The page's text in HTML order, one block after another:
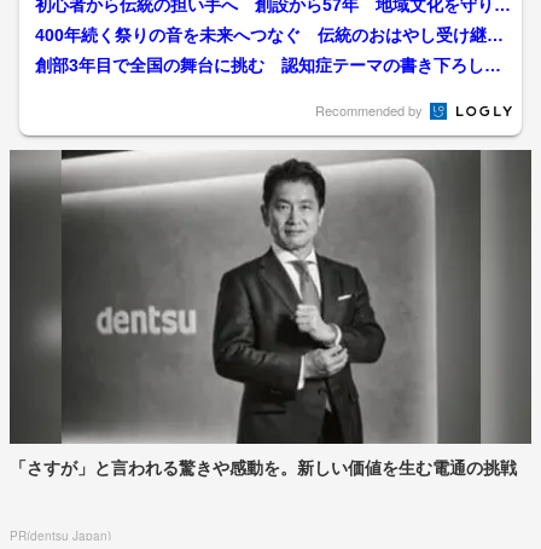
初心者から伝統の担い手へ 創設から57年 地域文化を守り続
ける秋田・由利高校民謡...
400年続く祭りの音を未来へつなぐ 伝統のおはやし受け継ぐ
秋田・角館高校「飾山囃...
創部3年目で全国の舞台に挑む 認知症テーマの書き下ろし作
Recommended by
「さすが」と言われる驚きや感動を。新しい価値を生む電通の挑戦
PR(dentsu Japan)